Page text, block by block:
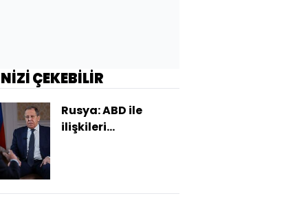
ÇEKEBİLİR
Rusya: ABD ile
ilişkileri